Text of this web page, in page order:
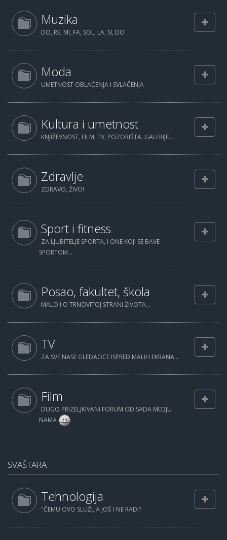
Muzika
DO, RE, MI, FA, SOL, LA, SI, DO
Moda
UMETNOST OBLAČENJA I SVLAČENJA
Kultura i umetnost
KNJIŽEVNOST, FILM, TV, POZORIŠTA, GALERIJE...
Zdravlje
ZDRAVO, ŽIVO!
Sport i fitness
ZA LJUBITELJE SPORTA, I ONE KOJI SE BAVE
SPORTOM...
Posao, fakultet, škola
MALO I O TRNOVITOJ STRANI ŽIVOTA...
TV
ZA SVE NASE GLEDAOCE ISPRED MALIH EKRANA...
Film
DUGO PRIZELJKIVANI FORUM OD SADA MEDJU
NAMA
SVAŠTARA
Tehnologija
"ČEMU OVO SLUŽI, A JOŠ I NE RADI?